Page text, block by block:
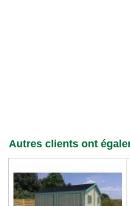
Autres clients ont